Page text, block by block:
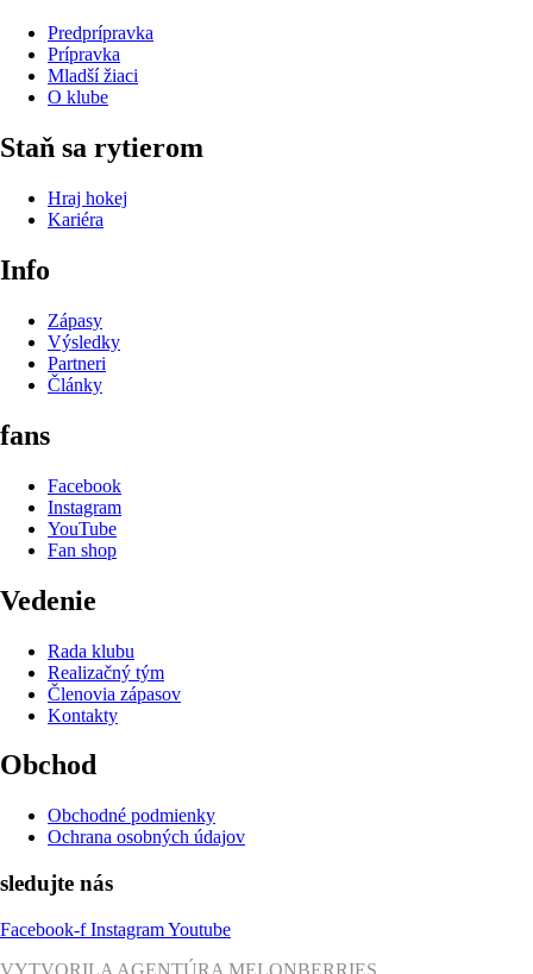
Predprípravka
Prípravka
Mladší žiaci
O klube
Staň sa rytierom
Hraj hokej
Kariéra
Info
Zápasy
Výsledky
Partneri
Články
fans
Facebook
Instagram
YouTube
Fan shop
Vedenie
Rada klubu
Realizačný tým
Členovia zápasov
Kontakty
Obchod
Obchodné podmienky
Ochrana osobných údajov
sledujte nás
Facebook-f InstagramYoutube
VYTVORILA AGENTÚRA MELONBERRIES